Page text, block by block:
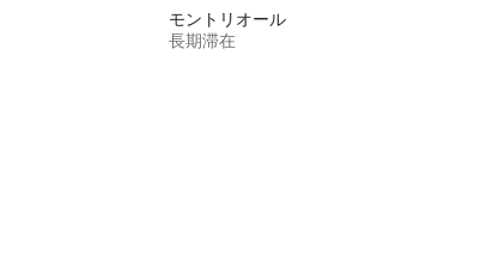
モントリオール
長期滞在